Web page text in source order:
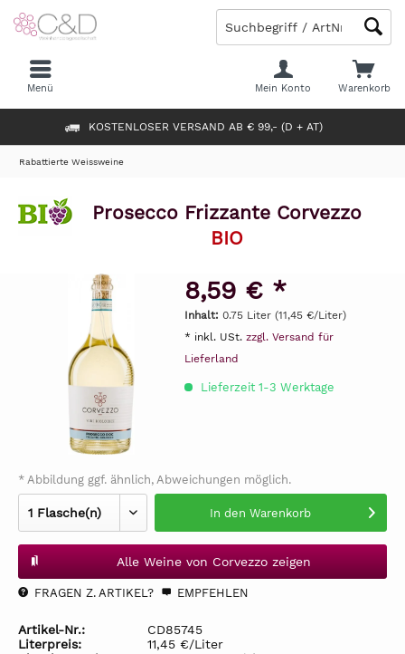
KOSTENLOSER VERSAND AB € 99,- (D + AT)
Warenkorb
Mein Konto
Menü
Rabattierte Weissweine
Prosecco Frizzante Corvezzo
BIO
8,59 € *
Inhalt: 0.75 Liter (11,45 €/Liter)
* inkl. USt. zzgl. Versand für
Lieferland
Lieferzeit 1-3 Werktage
* Abbildung ggf. ähnlich, Abweichungen möglich.
In den Warenkorb
Alle Weine von Corvezzo zeigen
FRAGEN Z. ARTIKEL? EMPFEHLEN
Artikel-Nr.:
CD85745
Literpreis:
11,45 €/Liter